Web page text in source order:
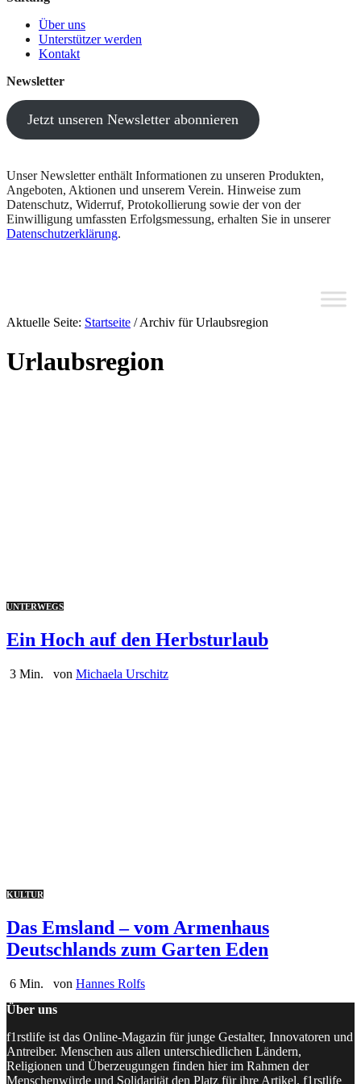
Über uns
Unterstützer werden
Kontakt
Newsletter
Jetzt unseren Newsletter abonnieren
Unser Newsletter enthält Informationen zu unseren Produkten,
Angeboten, Aktionen und unserem Verein. Hinweise zum
Datenschutz, Widerruf, Protokollierung sowie der von der
Einwilligung umfassten Erfolgsmessung, erhalten Sie in unserer
Datenschutzerklärung.
Aktuelle Seite: Startseite /Archiv für Urlaubsregion
Urlaubsregion
UNTERWEGS
Ein Hoch auf den Herbsturlaub
3 Min. von Michaela Urschitz
KULTUR
Das Emsland – vom Armenhaus
Deutschlands zum Garten Eden
6 Min. von Hannes Rolfs
Über uns
f1rstlife ist das Online-Magazin für junge Gestalter, Innovatoren und
Antreiber. Menschen aus allen unterschiedlichen Ländern,
Religionen und Überzeugungen finden hier im Rahmen der
Menschenwürde und Solidarität den Platz für ihre Artikel. f1rstlife